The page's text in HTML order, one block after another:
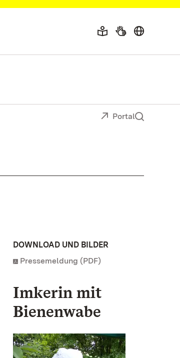
Portal
DOWNLOAD UND BILDER
Pressemeldung (PDF)
Imkerin mit
Bienenwabe